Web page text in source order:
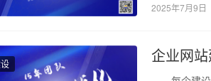
2025年7月9日
企业网